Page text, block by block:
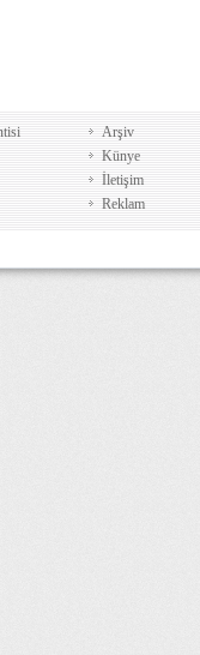
Arşiv
Künye
İletişim
Reklam